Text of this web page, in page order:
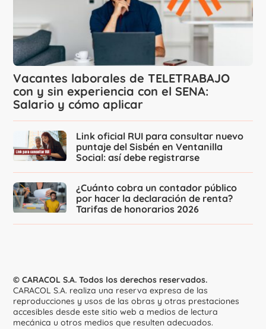
Vacantes laborales de TELETRABAJO
con y sin experiencia con el SENA:
Salario y cómo aplicar
Link oficial RUI para consultar nuevo
puntaje del Sisbén en Ventanilla
Social: así debe registrarse
¿Cuánto cobra un contador público
por hacer la declaración de renta?
Tarifas de honorarios 2026
© CARACOL S.A. Todos los derechos reservados.
CARACOL S.A. realiza una reserva expresa de las
reproducciones y usos de las obras y otras prestaciones
accesibles desde este sitio web a medios de lectura
mecánica u otros medios que resulten adecuados.